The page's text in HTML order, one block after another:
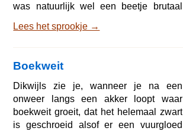
was natuurlijk wel een beetje brutaal
keizer durfde zeggen: 'Wil je me
waren honderden prinsessen die dolblij
zouden zijn geweest, maar laten we
eens kijken of zij dat ook was. Moet je
horen: Op het graf van de vader van de
prins groe
Lees het sprookje →
Boekweit
Dikwijls zie je, wanneer je na een
onweer langs een akker loopt waar
boekweit groeit, dat het helemaal zwart
is geschroeid alsof er een vuurgloed